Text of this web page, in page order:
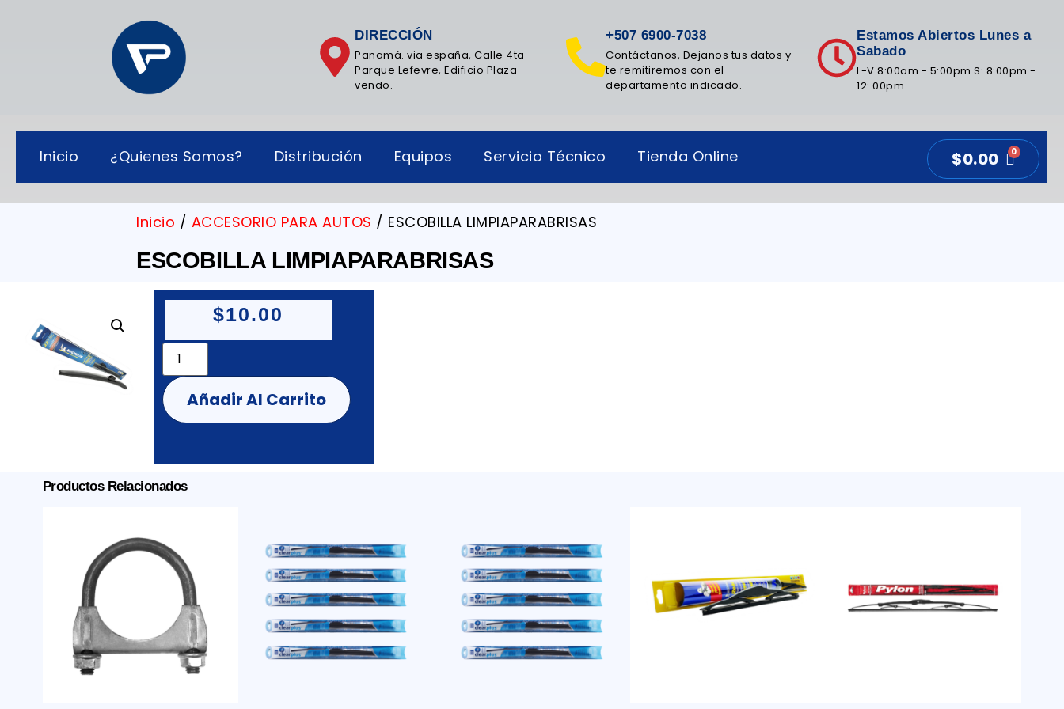
DIRECCIÓN
Panamá. via españa, Calle 4ta
Parque Lefevre, Edificio Plaza
vendo.
+507 6900-7038
Contáctanos, Dejanos tus datos y
te remitiremos con el
departamento indicado.
Estamos Abiertos Lunes a
Sabado
L-V 8:00am - 5:00pm S: 8:00pm -
12:.00pm
Inicio ¿Quienes Somos? Distribución Equipos Servicio Técnico Tienda Online $0.00
Inicio / ACCESORIO PARA AUTOS / ESCOBILLA LIMPIAPARABRISAS
ESCOBILLA LIMPIAPARABRISAS
$10.00
Añadir Al Carrito
Productos Relacionados